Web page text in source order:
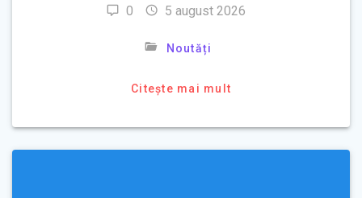
0 5 august 2026
Noutăți
Citește mai mult